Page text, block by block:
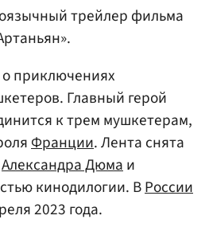
трейлер фильма
приключениях
Главный герой
к трем мушкетерам,
Франции. Лента снята
Александра Дюмаи
кинодилогии. ВРоссии
2023 года.